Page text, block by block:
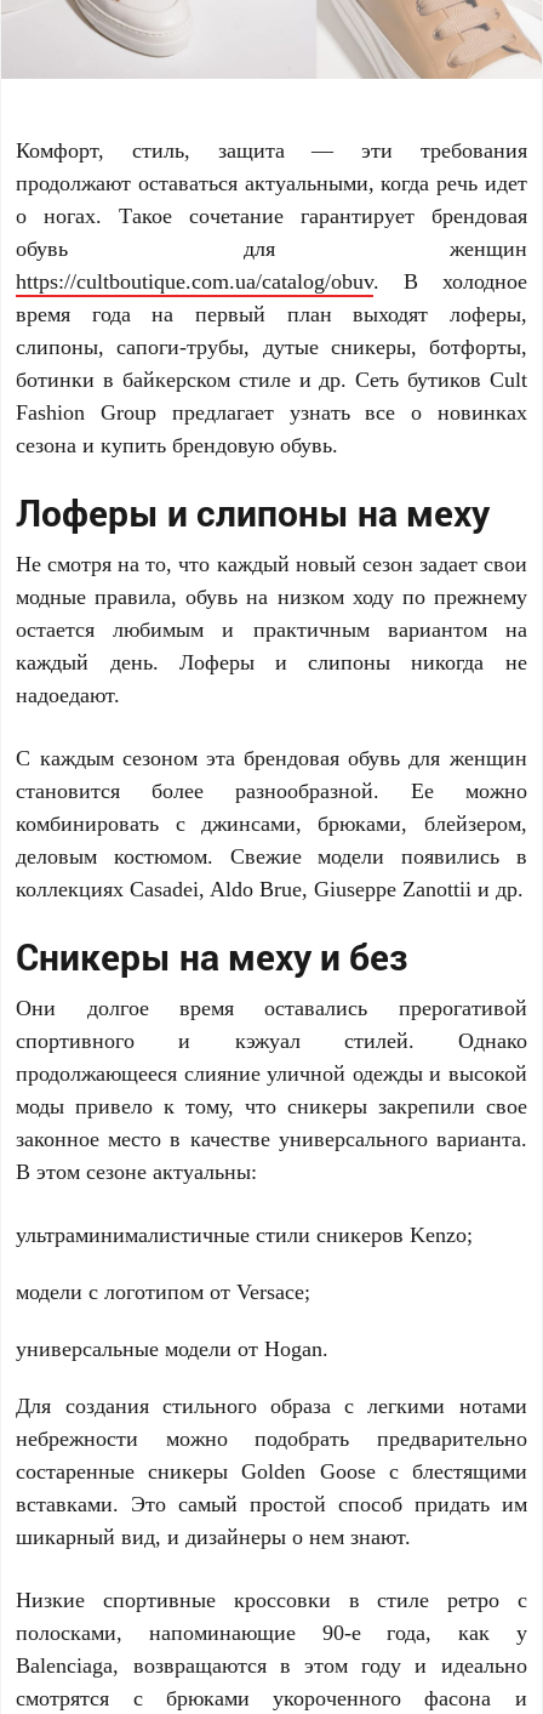
Комфорт, стиль, защита ― эти требования
продолжают оставаться актуальными, когда речь идет
о ногах. Такое сочетание гарантирует брендовая
обувь для женщин
https://cultboutique.com.ua/catalog/obuv. В холодное
время года на первый план выходят лоферы,
слипоны, сапоги-трубы, дутые сникеры, ботфорты,
ботинки в байкерском стиле и др. Сеть бутиков Cult
Fashion Group предлагает узнать все о новинках
сезона и купить брендовую обувь.
Лоферы и слипоны на меху
Не смотря на то, что каждый новый сезон задает свои
модные правила, обувь на низком ходу по прежнему
остается любимым и практичным вариантом на
каждый день. Лоферы и слипоны никогда не
надоедают.
С каждым сезоном эта брендовая обувь для женщин
становится более разнообразной. Ее можно
комбинировать с джинсами, брюками, блейзером,
деловым костюмом. Свежие модели появились в
коллекциях Casadei, Aldo Brue, Giuseppe Zanottii и др.
Сникеры на меху и без
Они долгое время оставались прерогативой
спортивного и кэжуал стилей. Однако
продолжающееся слияние уличной одежды и высокой
моды привело к тому, что сникеры закрепили свое
законное место в качестве универсального варианта.
В этом сезоне актуальны:
ультраминималистичные стили сникеров Kenzo;
модели с логотипом от Versace;
универсальные модели от Hogan.
Для создания стильного образа с легкими нотами
небрежности можно подобрать предварительно
состаренные сникеры Golden Goose с блестящими
вставками. Это самый простой способ придать им
шикарный вид, и дизайнеры о нем знают.
Низкие спортивные кроссовки в стиле ретро с
полосками, напоминающие 90-е года, как у
Balenciaga, возвращаются в этом году и идеально
смотрятся с брюками укороченного фасона и